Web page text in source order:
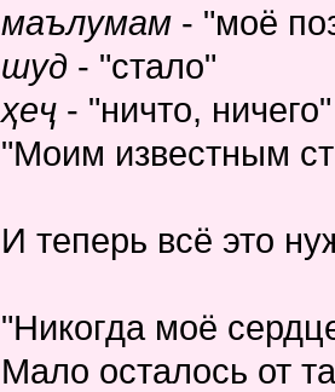
маълумам - "моё
шуд - "стало"
ҳеҷ - "ничто, ничего"
"Моим известным
И теперь всё это
"Никогда моё
Мало осталось от